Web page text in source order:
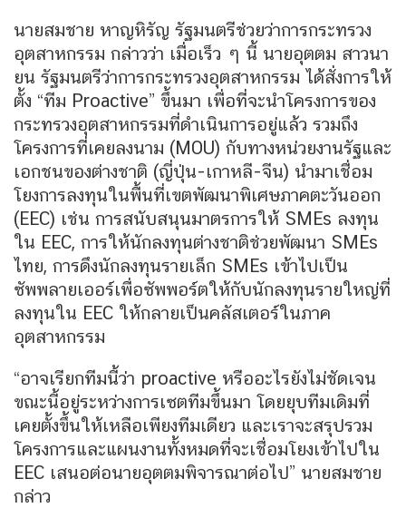
นายสมชาย หาญหิรัญ รัฐมนตรีช่วยว่าการกระทรวง
อุตสาหกรรม กล่าวว่า เมื่อเร็ว ๆ นี้ นายอุตตม สาวนา
ยน รัฐมนตรีว่าการกระทรวงอุตสาหกรรม ได้สั่งการให้
ตั้ง “ทีม Proactive” ขึ้นมา เพื่อที่จะนำโครงการของ
กระทรวงอุตสาหกรรมที่ดำเนินการอยู่แล้ว รวมถึง
โครงการที่เคยลงนาม (MOU) กับทางหน่วยงานรัฐและ
เอกชนของต่างชาติ (ญี่ปุ่น-เกาหลี-จีน) นำมาเชื่อม
โยงการลงทุนในพื้นที่เขตพัฒนาพิเศษภาคตะวันออก
(EEC) เช่น การสนับสนุนมาตรการให้ SMEs ลงทุน
ใน EEC, การให้นักลงทุนต่างชาติช่วยพัฒนา SMEs
ไทย, การดึงนักลงทุนรายเล็ก SMEs เข้าไปเป็น
ซัพพลายเออร์เพื่อซัพพอร์ตให้กับนักลงทุนรายใหญ่ที่
ลงทุนใน EEC ให้กลายเป็นคลัสเตอร์ในภาค
อุตสาหกรรม
“อาจเรียกทีมนี้ว่า proactive หรืออะไรยังไม่ชัดเจน
ขณะนี้อยู่ระหว่างการเซตทีมขึ้นมา โดยยุบทีมเดิมที่
เคยตั้งขึ้นให้เหลือเพียงทีมเดียว และเราจะสรุปรวม
โครงการและแผนงานทั้งหมดที่จะเชื่อมโยงเข้าไปใน
EEC เสนอต่อนายอุตตมพิจารณาต่อไป” นายสมชาย
กล่าว